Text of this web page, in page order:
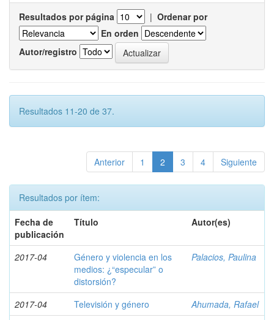
Resultados por página | Ordenar por
En orden
Autor/registro
Resultados 11-20 de 37.
Anterior 1 2 3 4 Siguiente
Resultados por ítem:
Fecha de
publicación
Título Autor(es)
2017-04
Género y violencia en los
medios: ¿“especular” o
distorsión?
Palacios, Paulina
2017-04 Televisión y género
Ahumada, Rafael